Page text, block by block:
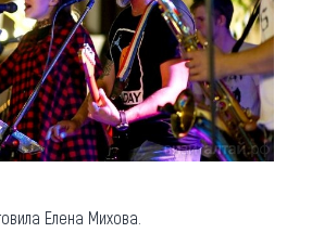
Елена Михова.